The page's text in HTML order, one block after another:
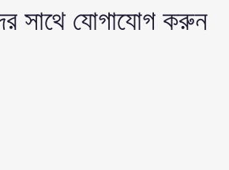
সাথে যোগাযোগ করুন